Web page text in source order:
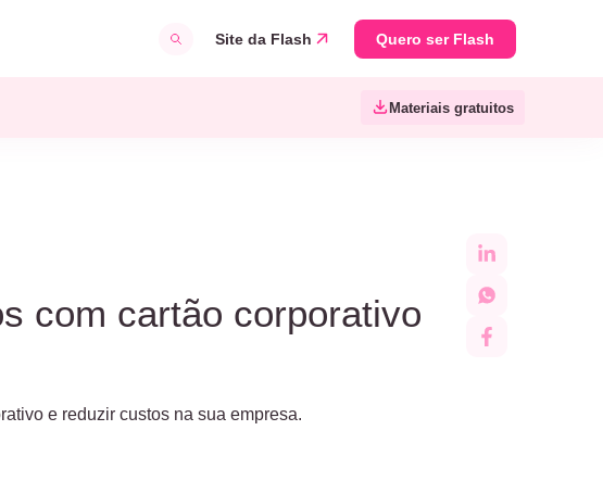
Site da Flash Quero ser Flash
Materiais gratuitos
com cartão corporativo
e reduzir custos na sua empresa.